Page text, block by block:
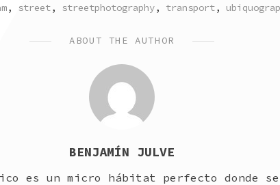
, street, streetphotography, transport,
ABOUT THE AUTHOR
BENJAMÍN JULVE
es un micro hábitat perfecto donde